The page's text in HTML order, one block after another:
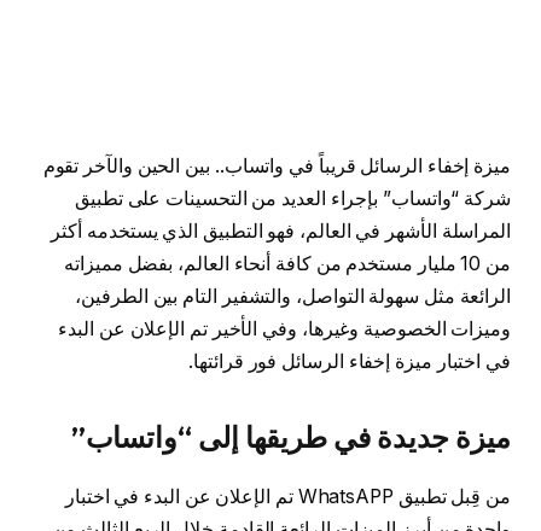
ميزة إخفاء الرسائل قريباً في واتساب.. بين الحين والآخر تقوم
شركة “واتساب” بإجراء العديد من التحسينات على تطبيق
المراسلة الأشهر في العالم، فهو التطبيق الذي يستخدمه أكثر
من 10 مليار مستخدم من كافة أنحاء العالم، بفضل مميزاته
الرائعة مثل سهولة التواصل، والتشفير التام بين الطرفين،
وميزات الخصوصية وغيرها، وفي الأخير تم الإعلان عن البدء
في اختبار ميزة إخفاء الرسائل فور قرائتها.
ميزة جديدة في طريقها إلى “واتساب”
من قِبل تطبيق WhatsAPP تم الإعلان عن البدء في اختبار